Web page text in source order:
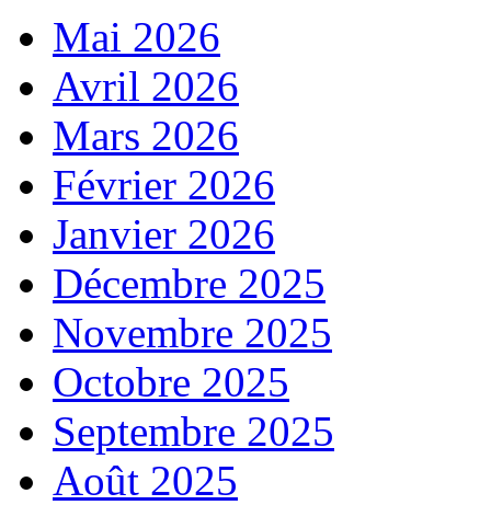
Mai 2026
Avril 2026
Mars 2026
Février 2026
Janvier 2026
Décembre 2025
Novembre 2025
Octobre 2025
Septembre 2025
Août 2025